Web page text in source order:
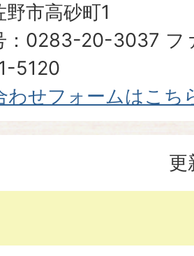
市高砂町1
：0283-20-3037 フ
5120
わせフォームはこち
更